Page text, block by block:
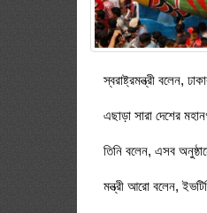
স্বরাষ্ট্রমন্ত্রী বলেন,
এছাড়া সারা দেশের
তিনি বলেন, এসব
মন্ত্রী আরো বলেন,